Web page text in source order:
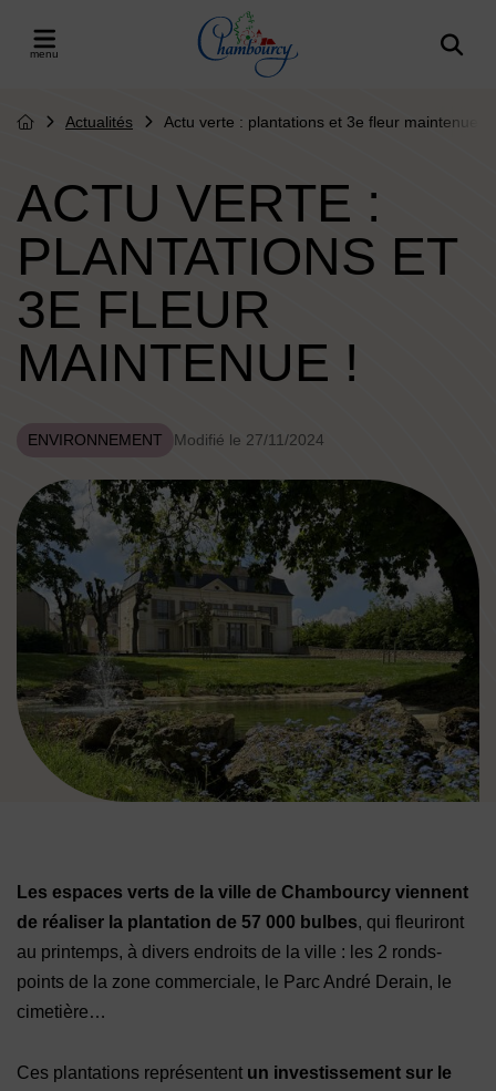
Retour à l'accueil
le menu
Page d'accueil du site
Actualités Actu verte : plantations et 3e fleur maintenue !
ACTU VERTE :
PLANTATIONS ET
3E FLEUR
MAINTENUE !
ENVIRONNEMENT Modifié le 27/11/2024
Les espaces verts de la ville de Chambourcy viennent
de réaliser la plantation de 57 000 bulbes, qui fleuriront
au printemps, à divers endroits de la ville : les 2 ronds-
points de la zone commerciale, le Parc André Derain, le
cimetière…
Ces plantations représentent un investissement sur le